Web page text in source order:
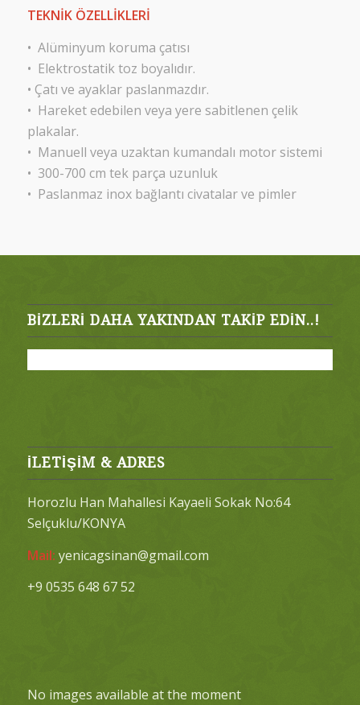
TEKNİK ÖZELLİKLERİ
• Alüminyum koruma çatısı
• Elektrostatik toz boyalıdır.
• Çatı ve ayaklar paslanmazdır.
• Hareket edebilen veya yere sabitlenen çelik
plakalar.
• Manuell veya uzaktan kumandalı motor sistemi
• 300-700 cm tek parça uzunluk
• Paslanmaz inox bağlantı civatalar ve pimler
BIZLERI DAHA YAKINDAN TAKIP EDIN..!
İLETİŞİM & ADRES
Horozlu Han Mahallesi Kayaeli Sokak No:64
Selçuklu/KONYA
Mail: yenicagsinan@gmail.com
+9 0535 648 67 52
No images available at the moment